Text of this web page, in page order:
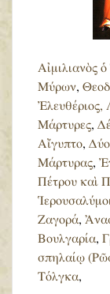
Αἰμιλιανὸς
Μύρων,
Ἐλευθέριος,
Μάρτυρες,
Αἴγυπτο,
Μάρτυρας,
Πέτρου καὶ
Ζαγορά,
Βουλγαρία,
σπηλαίῳ
Τόλγκα,